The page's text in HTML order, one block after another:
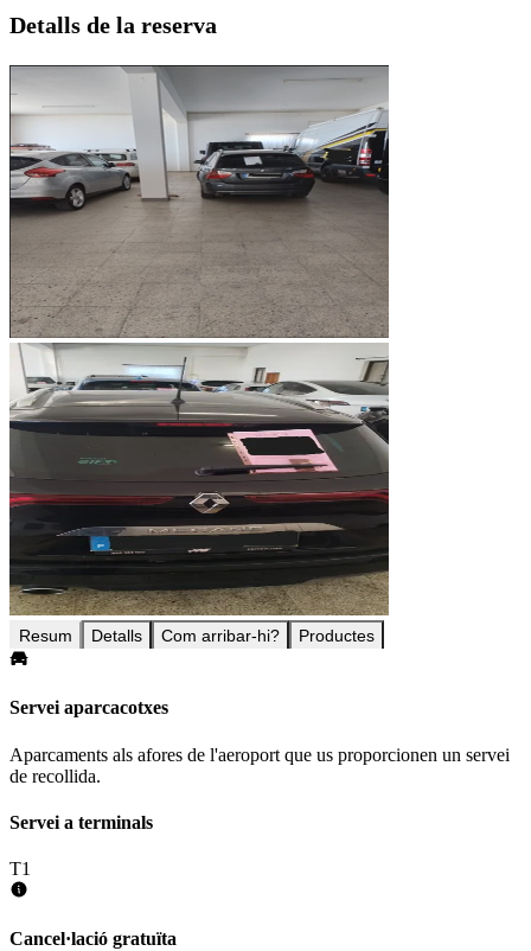
Detalls de la reserva
Resum Detalls Com arribar-hi? Productes
Servei aparcacotxes
Aparcaments als afores de l'aeroport que us proporcionen un servei
de recollida.
Servei a terminals
T1
Cancel·lació gratuïta